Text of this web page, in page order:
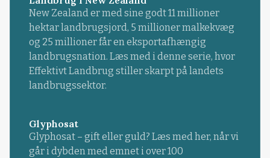
New Zealand er med sine godt 11 millioner
hektar landbrugsjord, 5 millioner malkekvæg
og 25 millioner får en eksportafhængig
landbrugsnation. Læs med i denne serie, hvor
Effektivt Landbrug stiller skarpt på landets
landbrugssektor.
Glyphosat
Glyphosat – gift eller guld? Læs med her, når vi
går i dybden med emnet i over 100